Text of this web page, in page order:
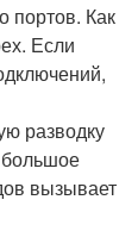
портов. Как
Если
разводку
большое
вызывает